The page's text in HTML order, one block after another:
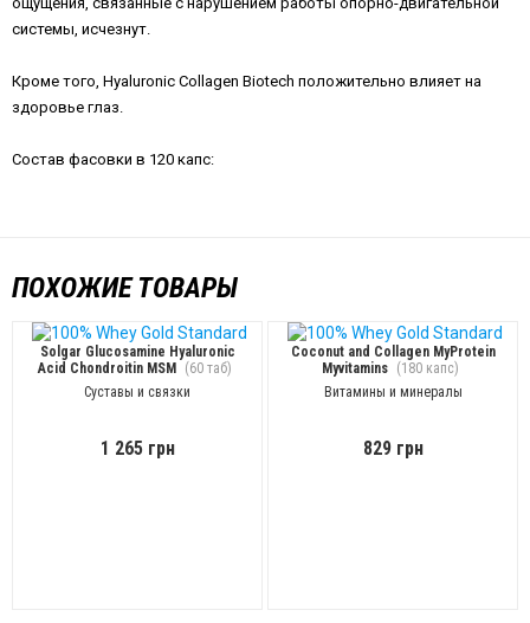
системы, исчезнут.
Кроме того, Hyaluronic Collagen Biotech положительно влияет на
здоровье глаз.
Состав фасовки в 120 капс:
ПОХОЖИЕ ТОВАРЫ
Solgar Glucosamine Hyaluronic
Acid Chondroitin MSM
(60 таб)
Суставы и связки
1 265 грн
Coconut and Collagen MyProtein
Myvitamins (180 капс)
Витамины и минералы
829 грн